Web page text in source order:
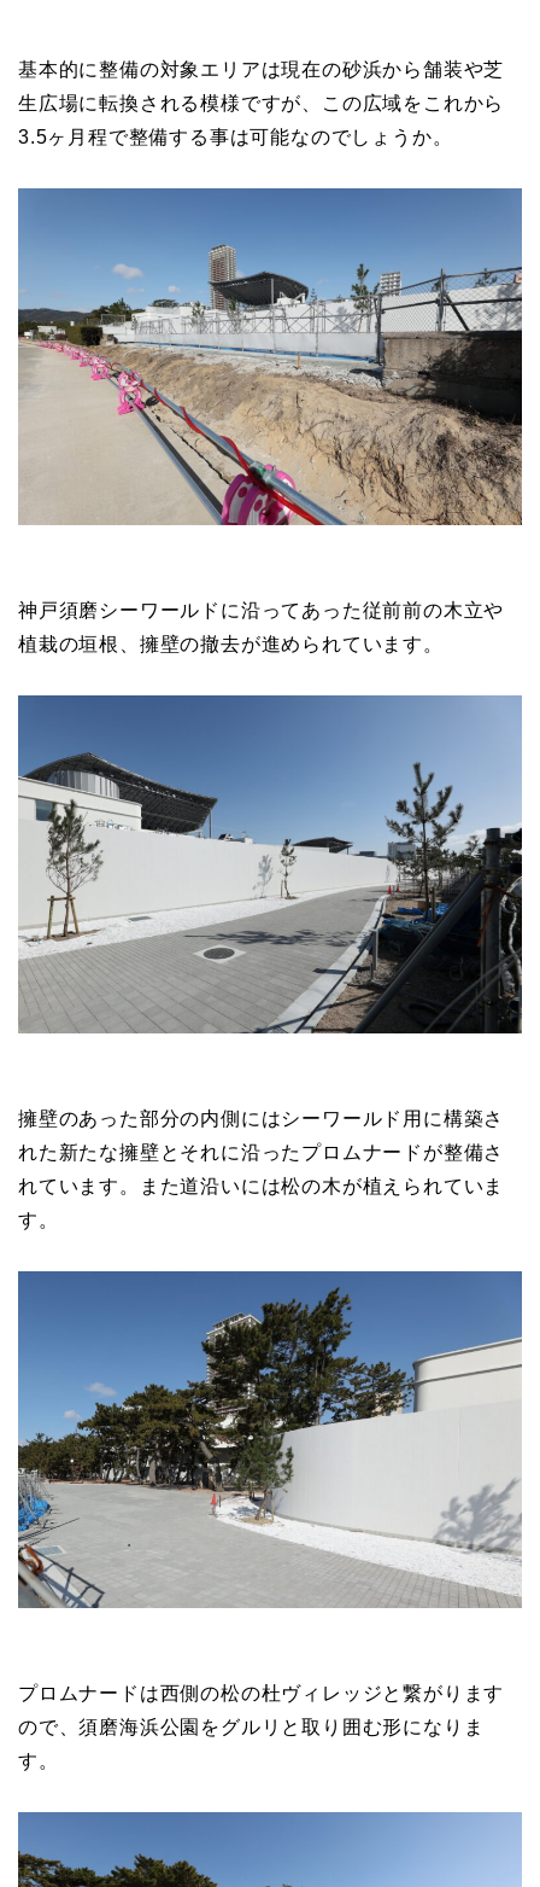
基本的に整備の対象エリアは現在の砂浜から舗装や芝
生広場に転換される模様ですが、この広域をこれから
3.5ヶ月程で整備する事は可能なのでしょうか。
神戸須磨シーワールドに沿ってあった従前前の木立や
植栽の垣根、擁壁の撤去が進められています。
擁壁のあった部分の内側にはシーワールド用に構築さ
れた新たな擁壁とそれに沿ったプロムナードが整備さ
れています。また道沿いには松の木が植えられていま
す。
プロムナードは西側の松の杜ヴィレッジと繋がります
ので、須磨海浜公園をグルリと取り囲む形になりま
す。